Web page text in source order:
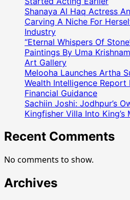
का
जलवा
और
रत्नाकर
कुमार
का
कमाल
–
‘पियवे
में
प्राण’
वायरल
Shanaya Al Haq Actress
Carving A Niche For
Industry
“Eternal Whispers Of
Paintings By Uma
Art Gallery
Melooha Launches Artha
Wealth Intelligence Report
Financial Guidance
Sachiin Joshi: Jodhpur’s
Kingfisher Villa Into King’s
Recent Comments
No comments to show.
Archives